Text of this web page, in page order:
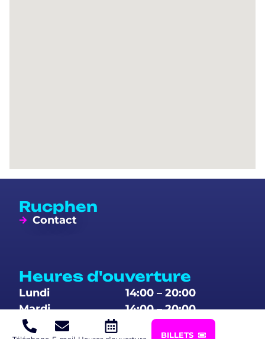
BILLETS
Rucphen
Contact
Heures d'ouverture
Lundi
14:00 – 20:00
Mardi
14:00 – 20:00
Mercredi
14:00 – 20:00